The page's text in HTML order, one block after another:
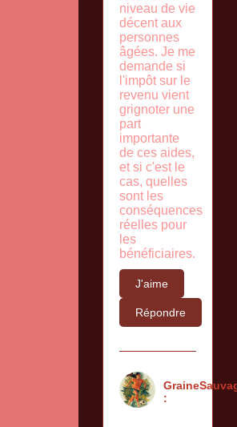
niveau de vie
décent aux
personnes
âgées. Je me
demande si
l'impôt sur le
revenu vient
grignoter une
part
importante
de ces aides,
et si c'est le
cas, quelles
sont les
conséquences
réelles pour
les
bénéficiaires.
J'aime
Répondre
: